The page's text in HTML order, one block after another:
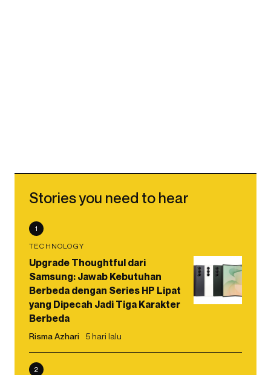
Stories you need to hear
1
TECHNOLOGY
Upgrade Thoughtful dari
Samsung: Jawab Kebutuhan
Berbeda dengan Series HP Lipat
yang Dipecah Jadi Tiga Karakter
Berbeda
Risma Azhari 5 hari lalu
2